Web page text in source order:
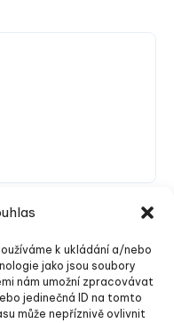
k ukládání a/nebo
jako jsou soubory
nám umožní zpracovávat
jedinečná ID na tomto
může nepříznivě ovlivnit